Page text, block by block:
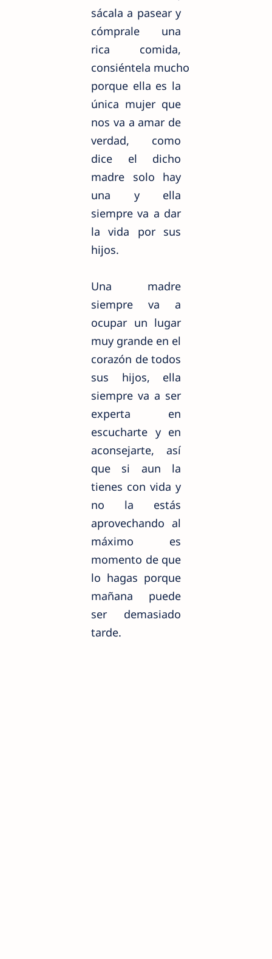
sácala a pasear y
cómprale una
rica comida,
consiéntela mucho
porque ella es la
única mujer que
nos va a amar de
verdad, como
dice el dicho
madre solo hay
una y ella
siempre va a dar
la vida por sus
hijos.
Una madre
siempre va a
ocupar un lugar
muy grande en el
corazón de todos
sus hijos, ella
siempre va a ser
experta en
escucharte y en
aconsejarte, así
que si aun la
tienes con vida y
no la estás
aprovechando al
máximo es
momento de que
lo hagas porque
mañana puede
ser demasiado
tarde.